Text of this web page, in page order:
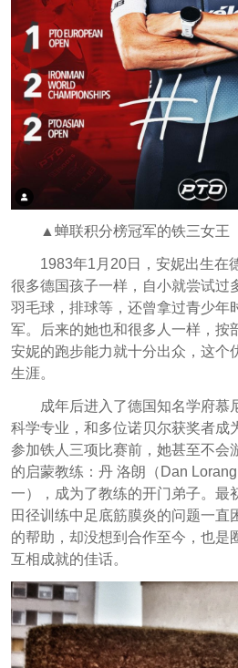
▲蝉联积分榜冠军的铁三女王
1983年1月20日，安妮出生在
很多德国孩子一样，自小就尝试过
羽毛球，排球等，还曾拿过青少年
军。后来的她也和很多人一样，按
安妮的跑步能力就十分出众，这个
生涯。
成年后进入了德国知名学府慕
科学专业，和多位诺贝尔获奖者成
参加铁人三项比赛前，她甚至不会
的启蒙教练：丹 洛朗（Dan
一），成为了教练的开门弟子。最
田径训练中足底筋膜炎的问题一直
的帮助，却没想到合作至今，也是
互相成就的佳话。